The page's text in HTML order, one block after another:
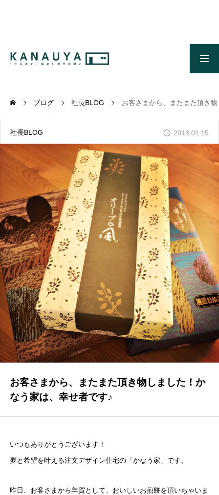
施工事例
ONLINE MODEL HOUSE
オンライン展示場
WORKS
施工事例
GALLERY
かなう家が設計施工した住まいの写真
COMPANY
株式会社かなう家の紹介
STAFF
スタッフ紹介
BLOG
「本日も絶好調さまです！』代表・窪田 純一のブログ
CONTACT
お問い合わせ
ブログ 社長BLOG お客さまから、またまた頂き
社長BLOG 2018.01.15
お客さまから、またまた頂き物しました！か
なう家は、幸せ者です♪
いつもありがとうございます！
夢と希望を叶える注文デザイン住宅の「かなう家」です。
昨日、お客さまから年賀として、おいしいお煎餅を頂いちゃいま